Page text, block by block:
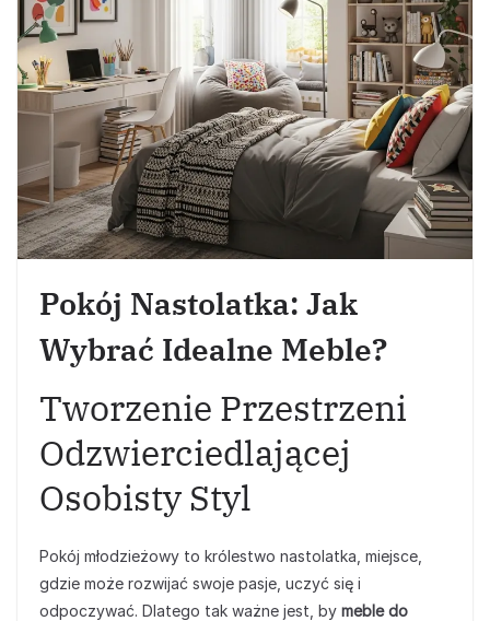
Pokój Nastolatka: Jak
Wybrać Idealne Meble?
Tworzenie Przestrzeni
Odzwierciedlającej
Osobisty Styl
Pokój młodzieżowy to królestwo nastolatka, miejsce,
gdzie może rozwijać swoje pasje, uczyć się i
odpoczywać. Dlatego tak ważne jest, by meble do